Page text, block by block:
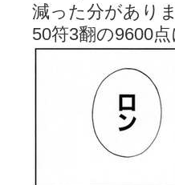
減った分があり
50符3翻の9600